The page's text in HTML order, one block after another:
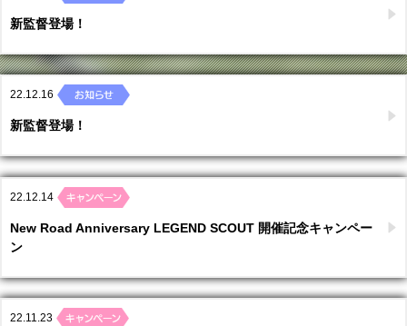
新監督登場！
22.12.16
新監督登場！
22.12.14
New Road Anniversary LEGEND SCOUT 開催記念キャンペー
ン
22.11.23